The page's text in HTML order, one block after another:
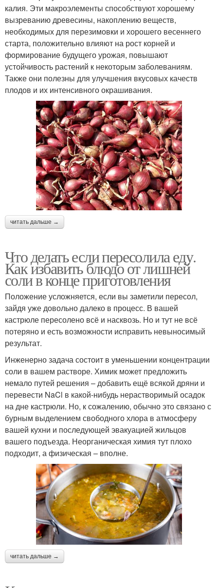
калия. Эти макроэлементы способствуют хорошему
вызреванию древесины, накоплению веществ,
необходимых для перезимовки и хорошего весеннего
старта, положительно влияют на рост корней и
формирование будущего урожая, повышают
устойчивость растений к некоторым заболеваниям.
Также они полезны для улучшения вкусовых качеств
плодов и их интенсивного окрашивания.
читать дальше →
Что делать если пересолила еду.
Как избавить блюдо от лишней
соли в конце приготовления
Положение усложняется, если вы заметили пересол,
зайдя уже довольно далеко в процесс. В вашей
кастрюле пересолено всё и насквозь. Но и тут не всё
потеряно и есть возможности исправить невыносимый
результат.
Инженерно задача состоит в уменьшении концентрации
соли в вашем растворе. Химик может предложить
немало путей решения – добавить ещё всякой дряни и
перевести NaCl в какой-нибудь нерастворимый осадок
на дне кастрюли. Но, к сожалению, обычно это связано с
бурным выделением свободного хлора в атмосферу
вашей кухни и последующей эвакуацией жильцов
вашего подъезда. Неорганическая химия тут плохо
подходит, а физическая – вполне.
читать дальше →